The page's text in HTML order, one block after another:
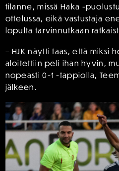
tilanne, missä Haka -
ottelussa, eikä vastustaja
lopulta tarvinnutkaan
– HJK näytti taas, että miksi
aloitettiin peli ihan hyvin,
nopeasti 0-1 -tappiolla,
jälkeen.